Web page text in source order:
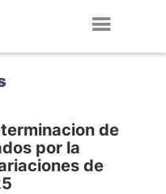
de
por la
de